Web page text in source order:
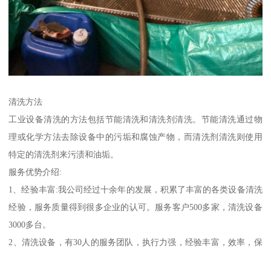
清洗方法
工业设备清洗的方法包括节能清洗和清洗剂清洗。节能清洗通过物
理或化学方法去除设备中的污垢和腐蚀产物，而清洗剂清洗则使用
特定的清洗剂来污渍和油垢。
服务优势介绍:
1、经验丰富:我公司经过十余年的发展，积累了丰富的各类设备清洗
经验，服务质量得到很多企业的认可。服务客户500多家，清洗设备
3000多台。
2、清洗设备，有30人的服务团队，执行力强，经验丰富，效率，保